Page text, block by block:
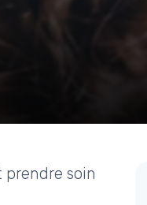
soin